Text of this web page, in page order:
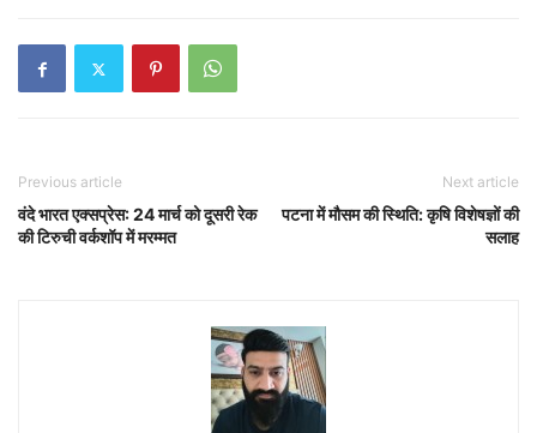
Previous article
वंदे भारत एक्सप्रेस: 24 मार्च को दूसरी रेक
की टिरुची वर्कशॉप में मरम्मत
Next article
पटना में मौसम की स्थिति: कृषि विशेषज्ञों की
सलाह